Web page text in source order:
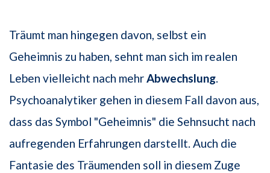
Träumt man hingegen davon, selbst ein
Geheimnis zu haben, sehnt man sich im realen
Leben vielleicht nach mehrAbwechslung.
Psychoanalytiker gehen in diesem Fall davon aus,
dass das Symbol "Geheimnis" die Sehnsucht nach
aufregenden Erfahrungen darstellt. Auch die
Fantasie des Träumenden soll in diesem Zuge